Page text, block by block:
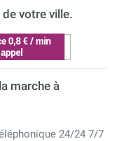
votre ville.
marche à
24/24 7/7